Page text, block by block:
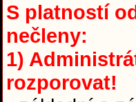
S platností
nečleny:
1)
rozporovat!